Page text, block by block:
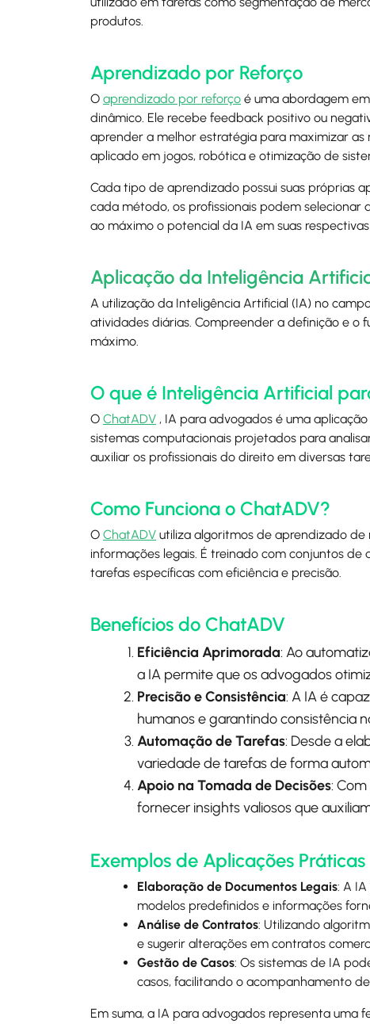
produtos.
Aprendizado por Reforço
O aprendizado por reforço é uma abordagem
dinâmico. Ele recebe feedback positivo ou
aprender a melhor estratégia para maximizar
aplicado em jogos, robótica e otimização de
Cada tipo de aprendizado possui suas próprias
cada método, os profissionais podem
ao máximo o potencial da IA em suas
Aplicação da Inteligência
A utilização da Inteligência Artificial (IA) no
atividades diárias. Compreender a definição e o
máximo.
O que é Inteligência Artificial
O ChatADV , IA para advogados é uma
sistemas computacionais projetados para
auxiliar os profissionais do direito em diversas
Como Funciona o ChatADV?
O ChatADV utiliza algoritmos de aprendizado
informações legais. É treinado com conjuntos
tarefas específicas com eficiência e precisão.
Benefícios do ChatADV
Eficiência Aprimorada: Ao
a IA permite que os advogados
Precisão e Consistência: A IA é
humanos e garantindo consistência
Automação de Tarefas: Desde a
variedade de tarefas de forma
Apoio na Tomada de Decisões:
fornecer insights valiosos que
Exemplos de Aplicações Práticas
Elaboração de Documentos Legais: A
modelos predefinidos e informações
Análise de Contratos: Utilizando
e sugerir alterações em contratos
Gestão de Casos: Os sistemas de IA
casos, facilitando o acompanhamento
Em suma, a IA para advogados representa uma